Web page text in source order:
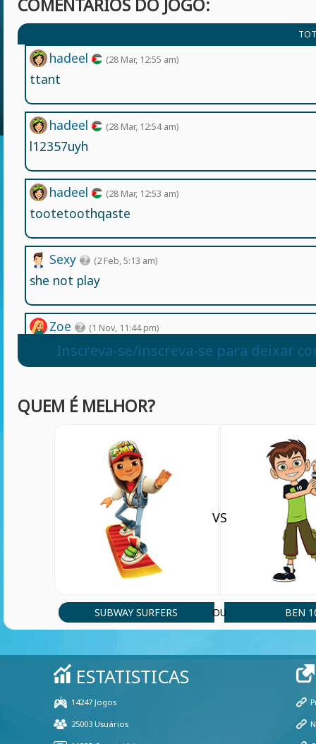
COMENTÁRIOS DO JOGO:
Zoe (1 Nov, 11:44 pm)
Omg je to úžasný
Sexy (2 Feb, 5:13 am)
she not play
hadeel (28 Mar, 12:53 am)
tootetoothqaste
hadeel (28 Mar, 12:54 am)
l12357uyh
hadeel (28 Mar, 12:55 am)
ttant
Inscreva-se/inscreva-se para deixar
QUEM É MELHOR?
SUBWAY SURFERS
VS
OU BEN